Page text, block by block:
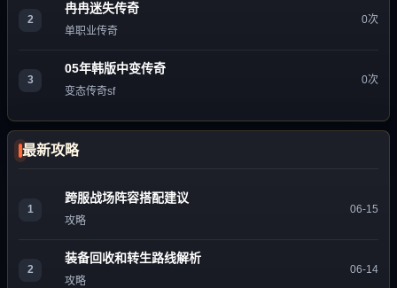
2
冉冉迷失传奇
单职业传奇
0次
3
05年韩版中变传奇
变态传奇sf
0次
最新攻略
1
跨服战场阵容搭配建议
攻略
06-15
2
装备回收和转生路线解析
攻略
06-14